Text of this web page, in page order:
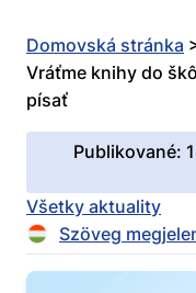
Domovská stránka
Vráťme knihy do
písať
Publikované:
Všetky aktuality
Szöveg